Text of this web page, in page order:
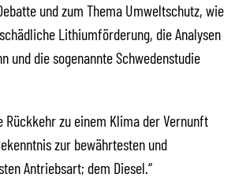
und zum Thema Umweltschutz, wie
Lithiumförderung, die Analysen
und die sogenannte Schwedenstudie
zu einem Klima der Vernunft
zur bewährtesten und
Antriebsart; dem Diesel.“